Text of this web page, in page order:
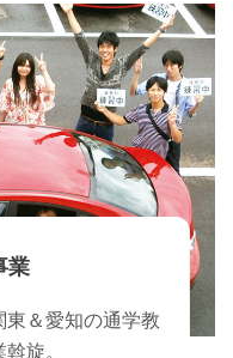
業
東＆愛知の通学教
旋。